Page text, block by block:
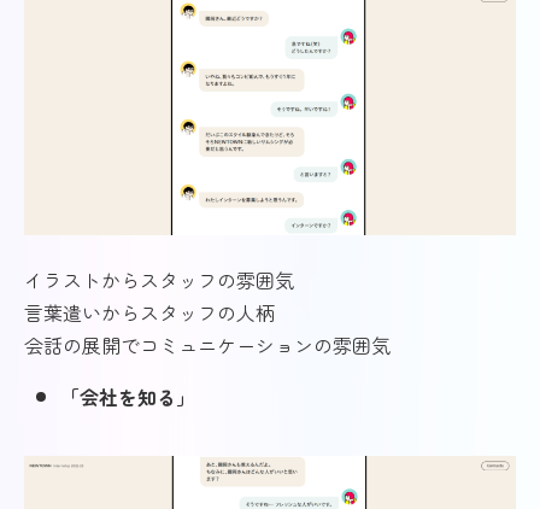
イラストからスタッフの雰囲気
言葉遣いからスタッフの人柄
会話の展開でコミュニケーションの雰囲気
「会社を知る」